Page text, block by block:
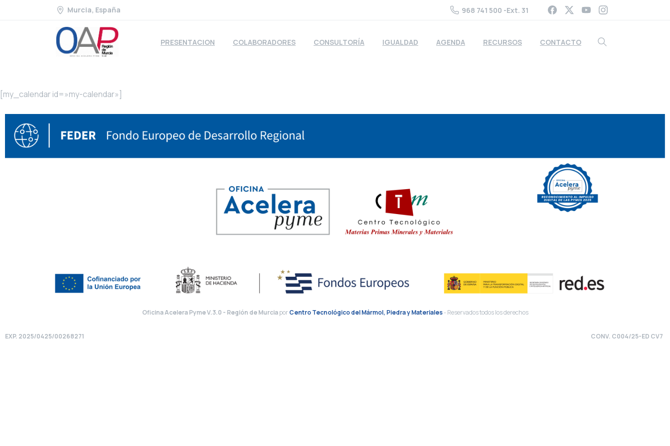
Murcia, España 968 741 500 -Ext. 31
PRESENTACION COLABORADORES CONSULTORÍA IGUALDAD AGENDA RECURSOS CONTACTO
[my_calendar id=»my-calendar»]
Oficina Acelera Pyme V.3.0 - Región de MurciaporCentro Tecnológico del Mármol, Piedra y Materiales- Reservados todos los derechos
EXP. 2025/0425/00268271 CONV. C004/25-ED CV7